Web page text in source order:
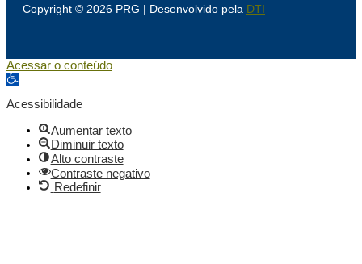
Copyright © 2026 PRG | Desenvolvido pela DTI
Acessar o conteúdo
Abrir a barra de ferramentas
Acessibilidade
Aumentar texto
Diminuir texto
Alto contraste
Contraste negativo
Redefinir